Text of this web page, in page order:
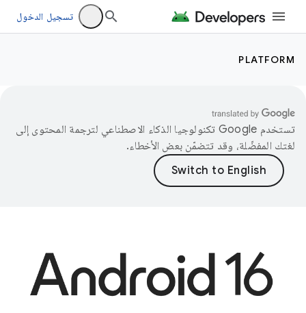
تسجيل الدخول
PLATFORM
تستخدم Google تكنولوجيا الذكاء الاصطناعي لترجمة المحتوى إلى
لغتك المفضّلة، وقد تتضمّن بعض الأخطاء.